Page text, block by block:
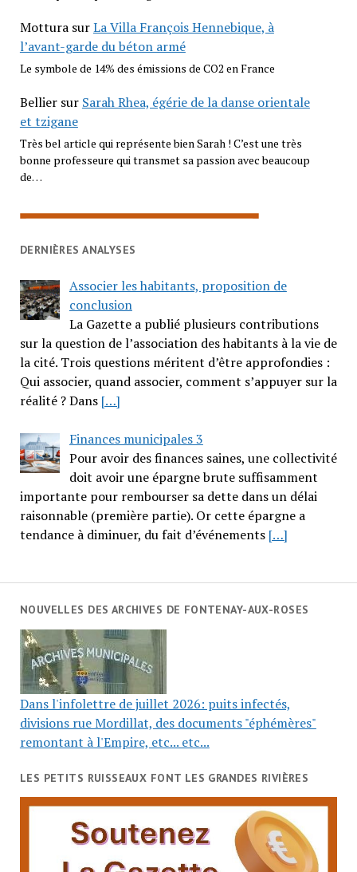
MotturasurLa Villa François Hennebique, à
l’avant-garde du béton armé
Le symbole de 14% des émissions de CO2 en France
Belliersur Sarah Rhea, égérie de la danse orientale
et tzigane
Très bel article qui représente bien Sarah ! C’est une très
bonne professeure qui transmet sa passion avec beaucoup
de…
DERNIÈRES ANALYSES
Associer les habitants, proposition de
conclusion
La Gazette a publié plusieurs contributions
sur la question de l’association des habitants à la vie de
la cité. Trois questions méritent d’être approfondies :
Qui associer, quand associer, comment s’appuyer sur la
réalité ? Dans […]
Finances municipales 3
Pour avoir des finances saines, une collectivité
doit avoir une épargne brute suffisamment
importante pour rembourser sa dette dans un délai
raisonnable (première partie). Or cette épargne a
tendance à diminuer, du fait d’événements […]
NOUVELLES DES ARCHIVES DE FONTENAY-AUX-ROSES
Dans l'infolettre de juillet 2026: puits infectés,
divisions rue Mordillat, des documents "éphémères"
remontant à l'Empire, etc... etc...
LES PETITS RUISSEAUX FONT LES GRANDES RIVIÈRES